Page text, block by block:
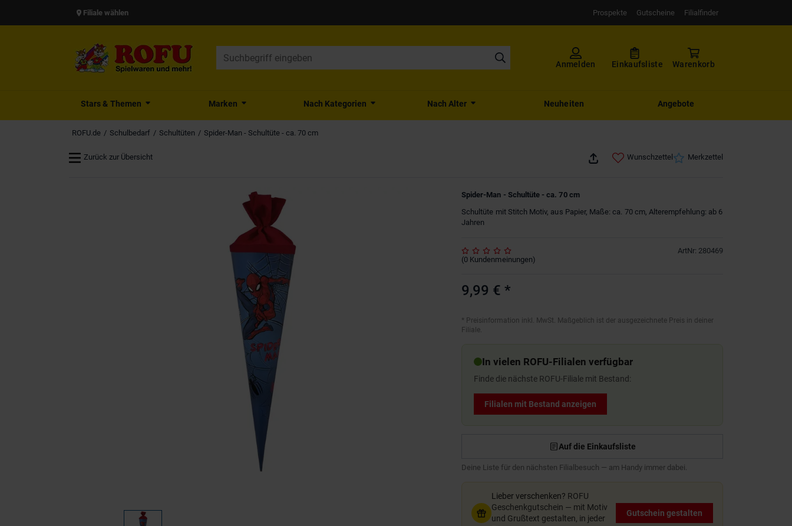
Filiale wählen Prospekte Gutscheine Filialfinder
Anmelden Einkaufsliste Warenkorb
Stars & Themen Marken Nach Kategorien Nach Alter Neuheiten Angebote
ROFU.de Schulbedarf Schultüten Spider-Man - Schultüte - ca. 70 cm
Zurück zur Übersicht Wunschzettel Merkzettel
Spider-Man - Schultüte - ca. 70 cm
Schultüte mit Stitch Motiv, aus Papier, Maße: ca. 70 cm, Alterempfehlung: ab 6
Jahren
ArtNr: 280469
(0 Kundenmeinungen)
9,99 € *
* Preisinformation inkl. MwSt. Maßgeblich ist der ausgezeichnete Preis in deiner
Filiale.
In vielen ROFU-Filialen verfügbar
Finde die nächste ROFU-Filiale mit Bestand:
Filialen mit Bestand anzeigen
Auf die Einkaufsliste
Deine Liste für den nächsten Filialbesuch — am Handy immer dabei.
Lieber verschenken? ROFU
Geschenkgutschein — mit Motiv
und Grußtext gestalten, in jeder
Gutschein gestalten